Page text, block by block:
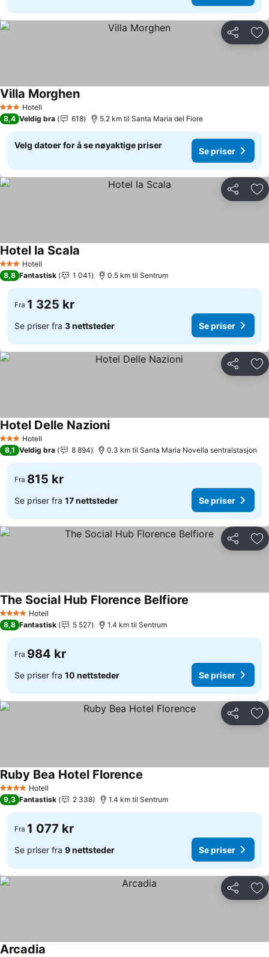
Del
3 StjernerHotell
Villa Morghen
8,4 Veldig bra 618 5.2 km til Santa Maria del Fiore
Velg datoer for å se nøyaktige priser
Se priser
Del
3 StjernerHotell
Hotel la Scala
8,8 Fantastisk 1 041 0.5 km til Sentrum
Fra 1 325 kr
Se priser fra 3 nettsteder Se priser
Del
3 StjernerHotell
Hotel Delle Nazioni
8,1 Veldig bra 8 894 0.3 km til Santa Maria Novella sentralstasjon
Fra 815 kr
Se priser fra 17 nettsteder Se priser
Del
4 StjernerHotell
The Social Hub Florence Belfiore
8,8 Fantastisk 5 527 1.4 km til Sentrum
Fra 984 kr
Se priser fra 10 nettsteder Se priser
Del
4 StjernerHotell
Ruby Bea Hotel Florence
9,3 Fantastisk 2 338 1.4 km til Sentrum
Fra 1 077 kr
Se priser fra 9 nettsteder Se priser
Del
Arcadia